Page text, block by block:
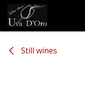
Overslaan naar inhoud
Still wines